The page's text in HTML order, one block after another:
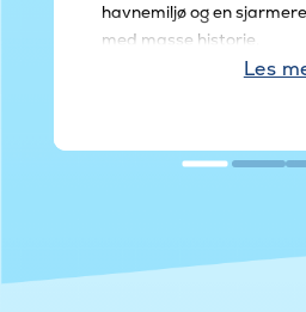
havnemiljø og en
med masse historie.
Les